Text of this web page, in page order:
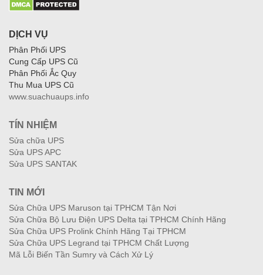
DỊCH VỤ
Phân Phối UPS
Cung Cấp UPS Cũ
Phân Phối Ắc Quy
Thu Mua UPS Cũ
www.suachuaups.info
TÍN NHIỆM
Sửa chữa UPS
Sửa UPS APC
Sửa UPS SANTAK
TIN MỚI
Sửa Chữa UPS Maruson tại TPHCM Tận Nơi
Sửa Chữa Bộ Lưu Điện UPS Delta tại TPHCM Chính Hãng
Sửa Chữa UPS Prolink Chính Hãng Tại TPHCM
Sửa Chữa UPS Legrand tại TPHCM Chất Lượng
Mã Lỗi Biến Tần Sumry và Cách Xử Lý